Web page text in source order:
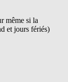
même si la
et jours fériés)